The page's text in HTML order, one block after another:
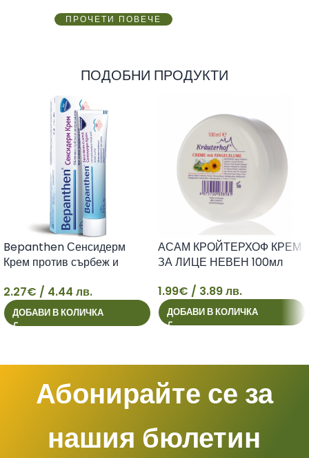
ПРОЧЕТИ ПОВЕЧЕ
ПОДОБНИ ПРОДУКТИ
2
Bepanthen Сенсидерм
Крем против сърбеж и
2.27€ / 4.44 лв.
ДОБАВИ В КОЛИЧКА
1
АСАМ КРОЙТЕРХОФ КРЕМ
ЗА ЛИЦЕ НЕВЕН 100мл
1.99€ / 3.89 лв.
ДОБАВИ В КОЛИЧКА
Абонирайте се за
нашия бюлетин